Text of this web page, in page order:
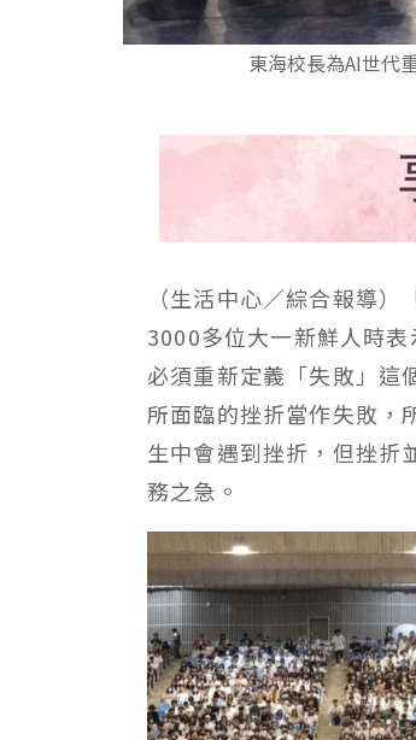
東海校長為AI世代
（生活中心／綜合報導
3000多位大一新鮮人時
必須重新定義「失敗」這
所面臨的挫折當作失敗，
生中會遇到挫折，但挫折
務之急。